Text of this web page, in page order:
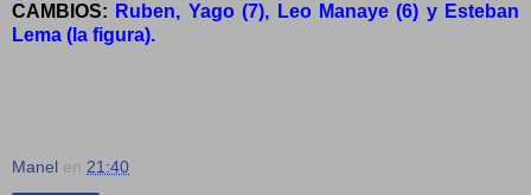
CAMBIOS: Ruben, Yago (7), Leo Manaye (6) y Esteban
Lema (la figura).
Manel en 21:40